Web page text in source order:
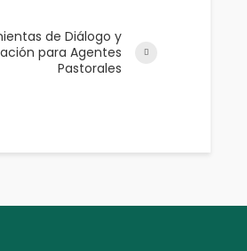
de Diálogo y
para Agentes
Pastorales